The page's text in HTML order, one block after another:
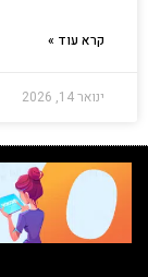
קרא עוד »
ינואר 14, 2026